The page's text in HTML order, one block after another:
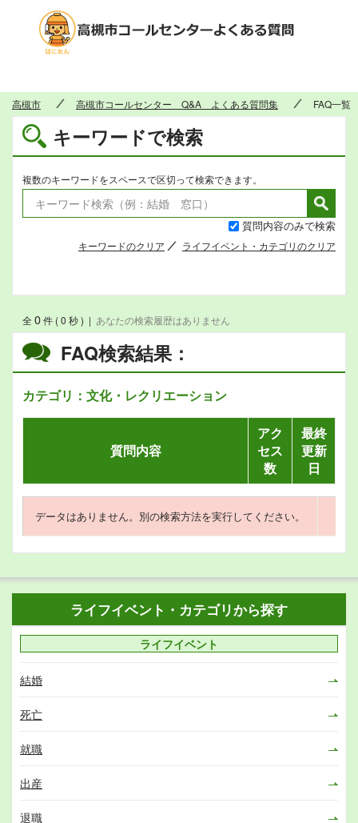
高槻市 高槻市コールセンター Q&A よくある質問集 FAQ一覧
キーワードで検索
複数のキーワードをスペースで区切って検索できます。
質問内容のみで検索
キーワードのクリア ライフイベント・カテゴリのクリア
FAQ検索結果：
カテゴリ：文化・レクリエーション
全0件 ( 0 秒 ) | あなたの検索履歴はありません
質問内容
アク
セス
数
最終
更新
日
データはありません。別の検索方法を実行してください。
ライフイベント・カテゴリから探す
ライフイベント
結婚
死亡
就職
出産
退職